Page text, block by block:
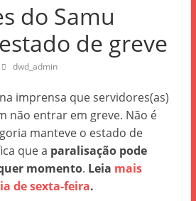
do Samu
de greve
dwd_admin
imprensa que servidores(as)
não entrar em greve. Não é
manteve o estado de
que a paralisação pode
momento. Leia mais
de sexta-feira.